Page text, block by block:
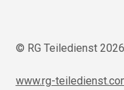
© RG Teiledienst 2026
www.rg-